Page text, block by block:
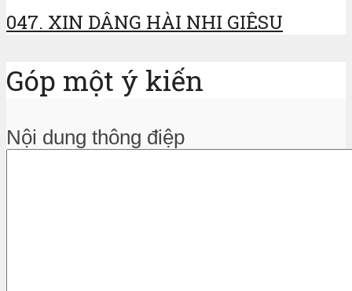
047. XIN DÂNG HÀI NHI GIÊSU
Góp một ý kiến
Nội dung thông điệp